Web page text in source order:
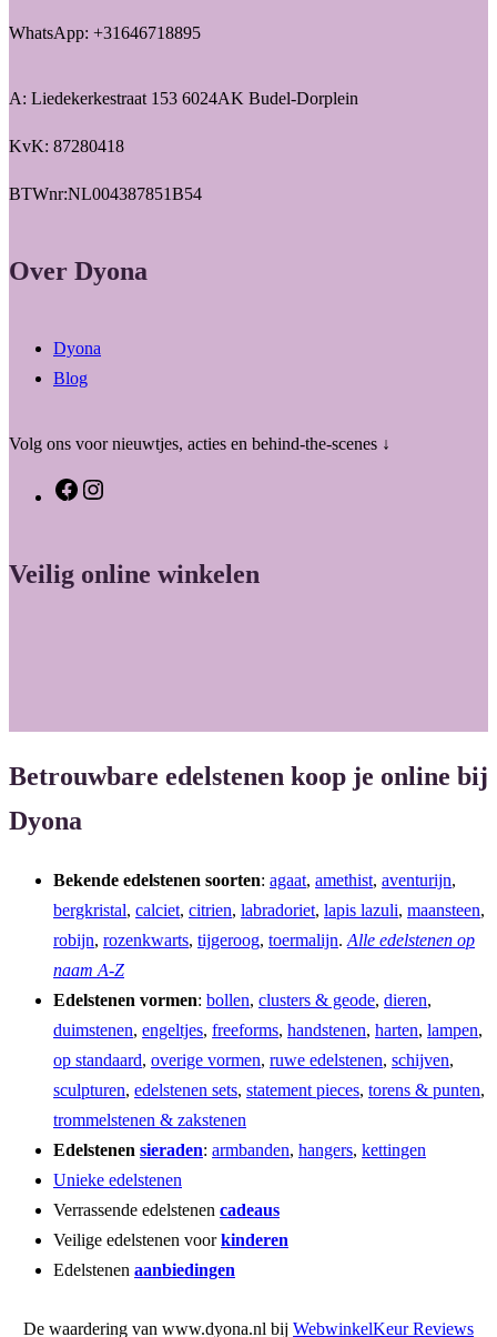
WhatsApp: +31646718895
A: Liedekerkestraat 153 6024AK Budel-Dorplein
KvK: 87280418
BTWnr:NL004387851B54
Over Dyona
Dyona
Blog
Volg ons voor nieuwtjes, acties en behind-the-scenes ↓
F
e
t
m
Veilig online winkelen
Betrouwbare edelstenen koop je online bij
Dyona
Bekende edelstenen soorten: agaat, amethist, aventurijn,
bergkristal, calciet, citrien, labradoriet, lapis lazuli, maansteen,
robijn, rozenkwarts, tijgeroog, toermalijn. Alle edelstenen op
naam A-Z
Edelstenen vormen: bollen, clusters & geode, dieren,
duimstenen, engeltjes, freeforms, handstenen, harten, lampen,
op standaard, overige vormen, ruwe edelstenen, schijven,
sculpturen, edelstenen sets, statement pieces, torens & punten,
trommelstenen & zakstenen
Edelstenen sieraden: armbanden, hangers, kettingen
Unieke edelstenen
Verrassende edelstenen cadeaus
Veilige edelstenen voorkinderen
Edelstenen aanbiedingen
De waardering van www.dyona.nl bij WebwinkelKeur Reviews